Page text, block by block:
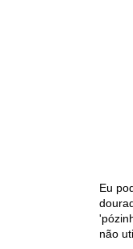
Eu
não